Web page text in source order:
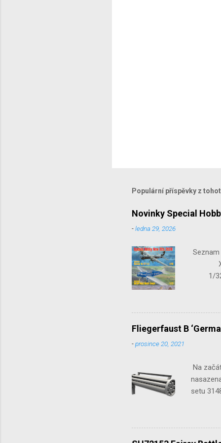
Populární příspěvky z
Novinky Special
-ledna 29, 2026
X-15-
1/32
Fliegerfaust B
-prosince 20, 2021
Na
setu